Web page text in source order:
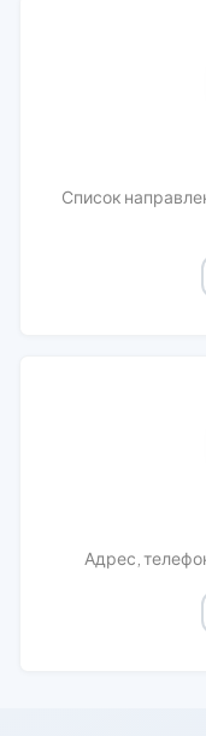
Список
Адрес,